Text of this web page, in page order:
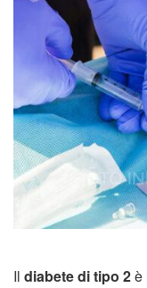
Il diabete di tipo 2è